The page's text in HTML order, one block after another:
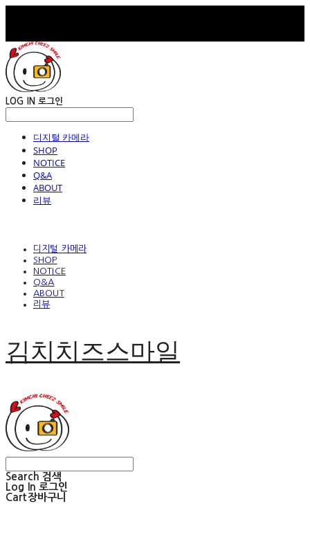
LOG IN 로그인
디지털 카메라
SHOP
NOTICE
Q&A
ABOUT
리뷰
디지털 카메라
SHOP
NOTICE
Q&A
ABOUT
리뷰
김치치즈스마일
Search 검색
Log In 로그인
Cart장바구니